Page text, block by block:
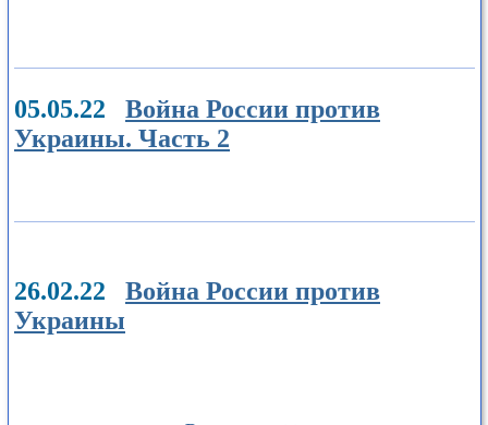
05.05.22 Война России против
Украины. Часть 2
26.02.22 Война России против
Украины